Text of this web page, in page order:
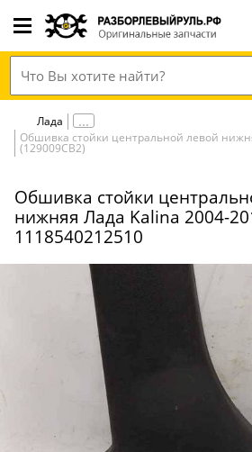
Лада
Обшивка стойки центральной левой
(129009СВ2)
Обшивка стойки
нижняя Лада Kalina 2004-
1118540212510